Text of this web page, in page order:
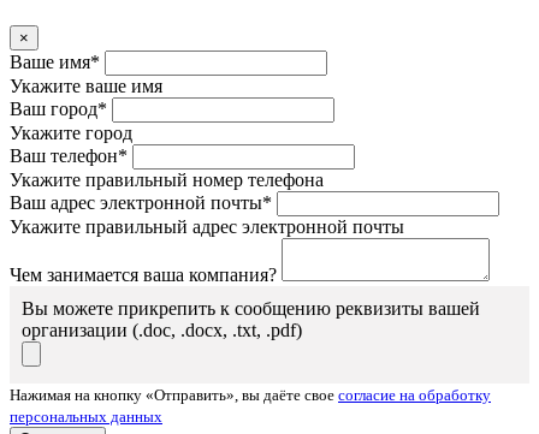
×
Ваше имя*
Укажите ваше имя
Ваш город*
Укажите город
Ваш телефон*
Укажите правильный номер телефона
Ваш адрес электронной почты*
Укажите правильный адрес электронной почты
Чем занимается ваша компания?
Вы можете прикрепить к сообщению реквизиты вашей
организации (.doc, .docx, .txt, .pdf)
Нажимая на кнопку «Отправить», вы даёте свое согласие на обработку
персональных данных